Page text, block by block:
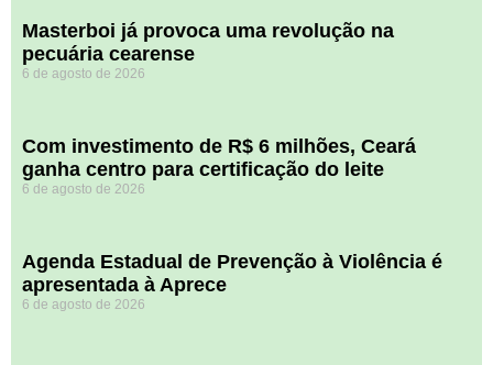
Masterboi já provoca uma revolução na
pecuária cearense
6 de agosto de 2026
Com investimento de R$ 6 milhões, Ceará
ganha centro para certificação do leite
6 de agosto de 2026
Agenda Estadual de Prevenção à Violência é
apresentada à Aprece
6 de agosto de 2026